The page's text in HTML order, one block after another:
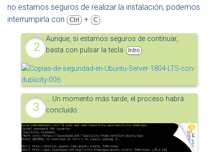
no estamos seguros de realizar la instalación, podemos
interrumpirla con
Ctrl + C .
Aunque, si estamos seguros de continuar,
basta con pulsar la tecla
Intro .
… Un momento más tarde, el proceso habrá
concluido.